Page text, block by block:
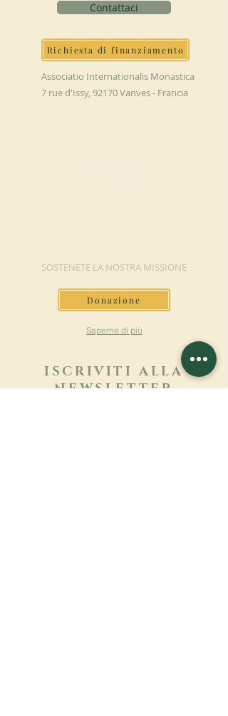
Contattaci
Richiesta di finanziamento
Associatio Internationalis Monastica
7 rue d'Issy, 92170 Vanves - Francia
SOSTENETE LA NOSTRA MISSIONE
Donazione
Saperne di più
ISCRIVITI ALLA
NEWSLETTER